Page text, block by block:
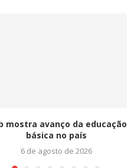
mostra avanço da educação
básica no país
6 de agosto de 2026